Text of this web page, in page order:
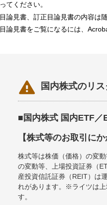
ってください。
目論見書、訂正目論見書の内容は
目論見書をご覧になるには、
 国内株式のリ
■国内株式 国内ETF／
【株式等のお取引にか
株式等は株価（価格）の変
の変動等、上場投資証券（
産投資信託証券（REIT）は
れがあります。※ライツは上
す。